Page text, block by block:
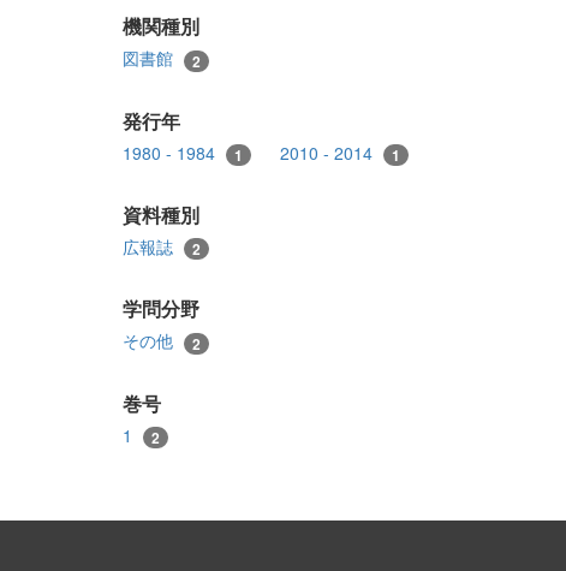
機関種別
図書館 2
発行年
1980 - 1984 1 2010 - 2014 1
資料種別
広報誌 2
学問分野
その他 2
巻号
1 2